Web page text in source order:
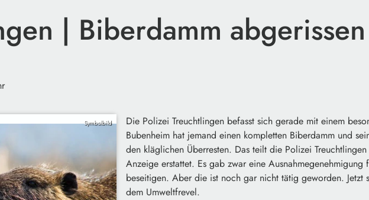
| Biberdamm abgerissen
Symbolbild
Die Polizei Treuchtlingen befasst sich gerade mit einem
Bubenheim hat jemand einen kompletten Biberdamm und
den kläglichen Überresten. Das teilt die Polizei
Anzeige erstattet. Es gab zwar eine
beseitigen. Aber die ist noch gar nicht tätig geworden.
dem Umweltfrevel.